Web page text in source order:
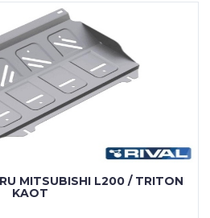
MITSUBISHI L200 / TRITON
KAOT